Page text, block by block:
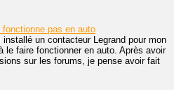
fonctionne pas en auto
un contacteur Legrand pour mon
le faire fonctionner en auto. Après avoir
sur les forums, je pense avoir fait